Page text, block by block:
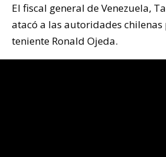
El fiscal general de Venezuela,
atacó a las autoridades chilenas
teniente Ronald Ojeda.